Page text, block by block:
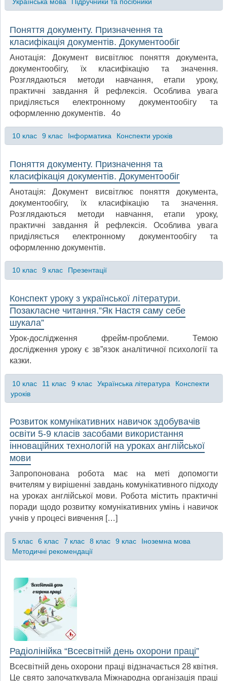
Поняття документу. Призначення та
класифікація документів. Документообіг
Анотація: Документ висвітлює поняття документа,
документообігу, їх класифікацію та значення.
Розглядаються методи навчання, етапи уроку,
практичні завдання й рефлексія. Особлива увага
приділяється електронному документообігу та
оформленню документів. 4o
10 клас 9 клас Інформатика Конспекти уроків
Поняття документу. Призначення та
класифікація документів. Документообіг
Анотація: Документ висвітлює поняття документа,
документообігу, їх класифікацію та значення.
Розглядаються методи навчання, етапи уроку,
практичні завдання й рефлексія. Особлива увага
приділяється електронному документообігу та
оформленню документів.
10 клас 9 клас Презентації
Конспект уроку з української літератури.
Позакласне читання.”Як Настя саму себе
шукала”
Урок-дослідження фрейм-проблеми. Темою
дослідження уроку є зв”язок аналітичної психології та
казки.
10 клас 11 клас 9 клас Українська література
Конспекти
уроків
Розвиток комунікативних навичок здобувачів
освіти 5-9 класів засобами використання
інноваційних технологій на уроках англійської
мови
Запропонована робота має на меті допомогти
вчителям у вирішенні завдань комунікативного підходу
на уроках англійської мови. Робота містить практичні
поради щодо розвитку комунікативних умінь і навичок
учнів у процесі вивчення […]
5 клас 6 клас 7 клас 8 клас 9 клас
Іноземна мова
Методичні рекомендації
Радіолінійка “Всесвітній день охорони праці”
Всесвітній день охорони праці відзначається 28 квітня.
Це свято започаткувала Міжнародна організація праці